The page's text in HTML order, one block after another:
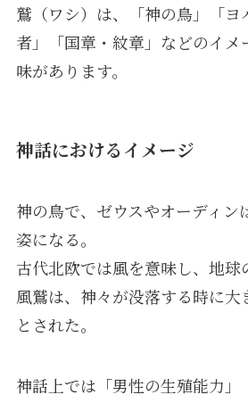
鷲（ワシ）は、「神の鳥」「ヨ
者」「国章・紋章」などのイメ
味があります。
神話におけるイメージ
神の鳥で、ゼウスやオーディン
姿になる。
古代北欧では風を意味し、地球
風鷲は、神々が没落する時に大
とされた。
神話上では「男性の生殖能力」